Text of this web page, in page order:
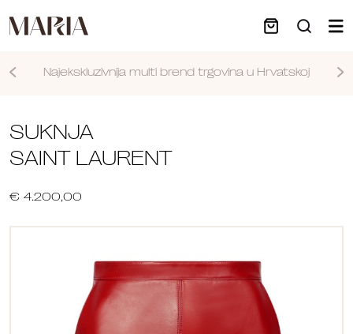
Najekskluzivnija multi brend trgovina u Hrvatskoj
SUKNJA
SAINT LAURENT
€ 4.200,00